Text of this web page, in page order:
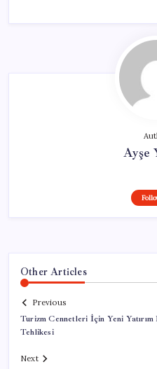
Ayşe
Other Articles
Previous
Turizm Cennetleri İçin Yeni
Tehlikesi
Next